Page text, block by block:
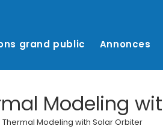
grand public Annonces
Modeling
Modeling with Solar Orbiter